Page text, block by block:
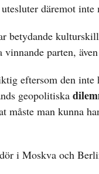
däremot inte
betydande
parten,
eftersom den
geopolitiska
måste man kunna
i Moskva och